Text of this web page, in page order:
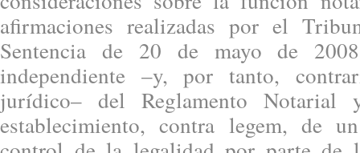
afirmaciones realizadas por el
Sentencia de 20 de mayo de
independiente –y, por tanto,
jurídico– del Reglamento Notarial
establecimiento, contra legem, de